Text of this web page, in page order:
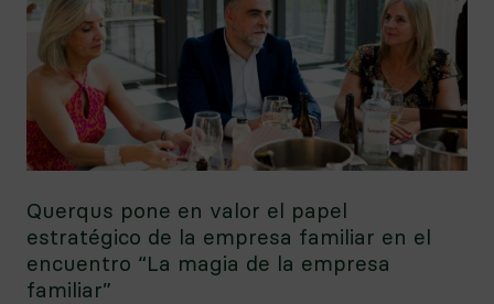
Querqus pone en valor el papel
estratégico de la empresa familiar en el
encuentro “La magia de la empresa
familiar”